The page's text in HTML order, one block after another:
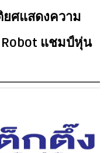
ยศแสดงความ
แชมป์หุ่น